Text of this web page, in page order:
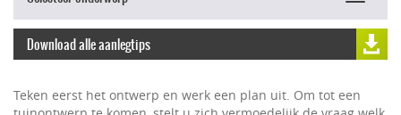
Download alle aanlegtips
Teken eerst het ontwerp en werk een plan uit. Om tot een